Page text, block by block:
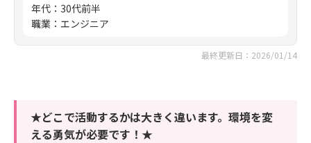
年代 ： 30代前半
職業 ： エンジニア
最終更新日：2026/01/14
★どこで活動するかは大きく違います。環境を変
える勇気が必要です！★